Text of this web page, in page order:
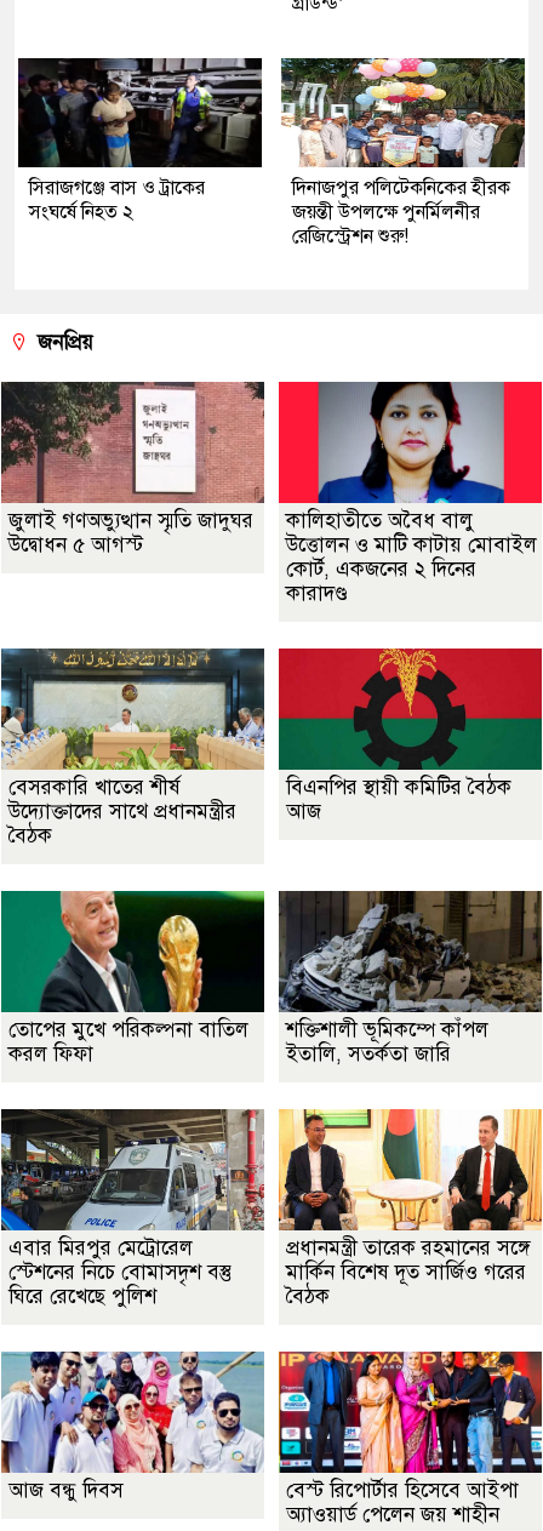
সিরাজগঞ্জে বাস ও ট্রাকের
সংঘর্ষে নিহত ২
দিনাজপুর পলিটেকনিকের হীরক
জয়ন্তী উপলক্ষে পুনর্মিলনীর
রেজিস্ট্রেশন শুরু!
জনপ্রিয়
জুলাই গণঅভ্যুত্থান স্মৃতি জাদুঘর
উদ্বোধন ৫ আগস্ট
কালিহাতীতে অবৈধ বালু
উত্তোলন ও মাটি কাটায় মোবাইল
কোর্ট, একজনের ২ দিনের
কারাদণ্ড
বেসরকারি খাতের শীর্ষ
উদ্যোক্তাদের সাথে প্রধানমন্ত্রীর
বৈঠক
বিএনপির স্থায়ী কমিটির বৈঠক
আজ
তোপের মুখে পরিকল্পনা বাতিল
করল ফিফা
শক্তিশালী ভূমিকম্পে কাঁপল
ইতালি, সতর্কতা জারি
এবার মিরপুর মেট্রোরেল
স্টেশনের নিচে বোমাসদৃশ বস্তু
ঘিরে রেখেছে পুলিশ
প্রধানমন্ত্রী তারেক রহমানের সঙ্গে
মার্কিন বিশেষ দূত সার্জিও গরের
বৈঠক
আজ বন্ধু দিবস
বেস্ট রিপোর্টার হিসেবে আইপা
অ্যাওয়ার্ড পেলেন জয় শাহীন